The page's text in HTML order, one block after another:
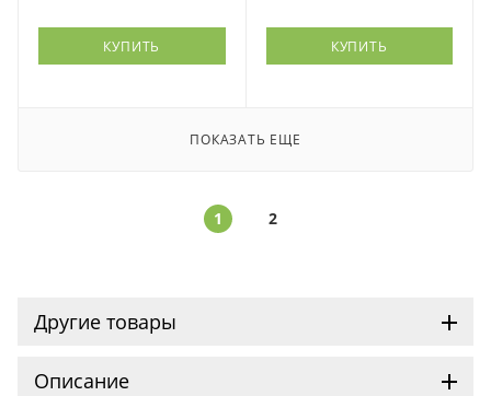
КУПИТЬ КУПИТЬ
ПОКАЗАТЬ ЕЩЕ
1 2
Другие товары
Описание